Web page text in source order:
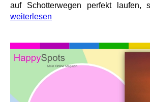
auf Schotterwegen perfekt laufen,
weiterlesen